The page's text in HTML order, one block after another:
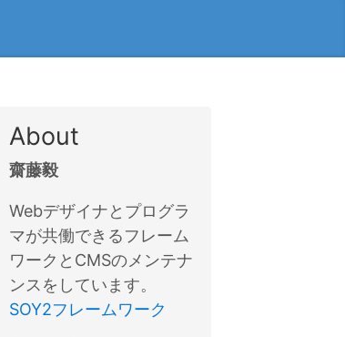
About
齋藤毅
Webデザイナとプログラ
マが共働できるフレーム
ワークとCMSのメンテナ
ンスをしています。
SOY2フレームワーク